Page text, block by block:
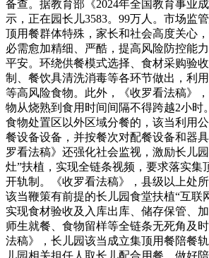
备查。据教育部《2024年全国教育事业
示，正在园长儿3583。99万人。市场监
顶用餐群体特殊，家长和社会高度关心
必需愈加精细、严酷，提高风险防控能
平安。环绕供餐模式选择、食材采购验
制、餐饮具清洗消毒等各环节做出，利
等高风险食物。此外，《收罗看法稿》
物从烧熟到食用时间间隔不得跨越2小时
食物处置区以外区域分餐的，该当利用
餐设备设备，并按餐次对配餐设备和器
罗看法稿》还强化社会监视，激励长儿
灶”扶植，实现全链条视频，要求落实集
开轨制。《收罗看法稿》，县级以上处
该当鞭策有前提的长儿园食堂扶植“互联
实现食材验收及入库出库、储存保管、
师生就餐、食物留样等全链条无死角及
法稿》，长儿园该当成立集顶用餐陪餐
儿园相关担任人取长儿配合用餐，做好